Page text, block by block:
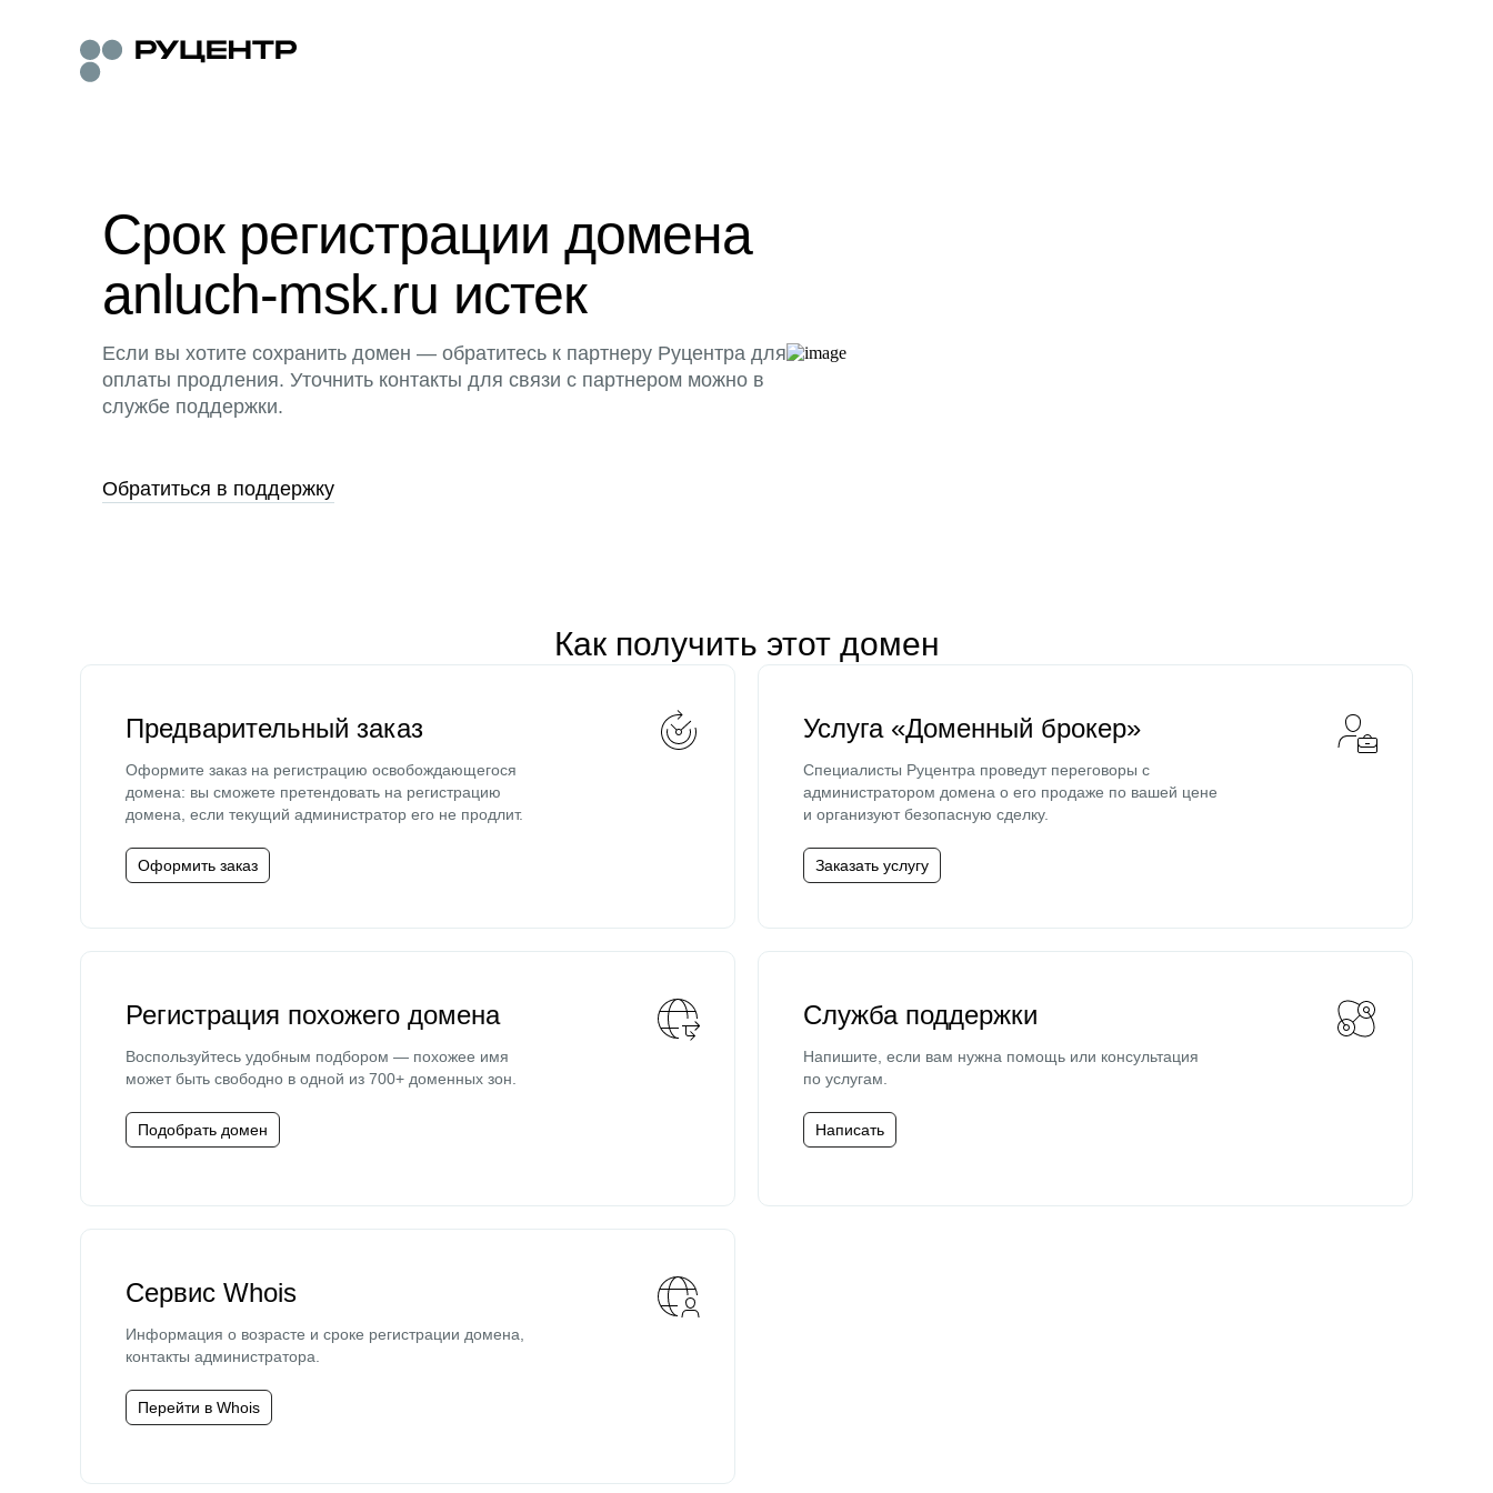
Срок регистрации домена
anluch-msk.ru истек
Если вы хотите сохранить домен — обратитесь к партнеру Руцентра для
оплаты продления. Уточнить контакты для связи с партнером можно в
службе поддержки.
Обратиться в поддержку
Как получить этот домен
Предварительный заказ
Оформите заказ на регистрацию освобождающегося
домена: вы сможете претендовать на регистрацию
домена, если текущий администратор его не продлит.
Оформить заказ
Услуга «Доменный брокер»
Специалисты Руцентра проведут переговоры с
администратором домена о его продаже по вашей цене
и организуют безопасную сделку.
Заказать услугу
Регистрация похожего домена
Воспользуйтесь удобным подбором — похожее имя
может быть свободно в одной из 700+ доменных зон.
Подобрать домен
Служба поддержки
Напишите, если вам нужна помощь или консультация
по услугам.
Написать
Сервис Whois
Информация о возрасте и сроке регистрации домена,
контакты администратора.
Перейти в Whois